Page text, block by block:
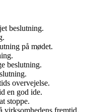
beslutning.
på mødet.
beslutning.
overvejelse.
en god ide.
stoppe.
virksomhedens fremtid.